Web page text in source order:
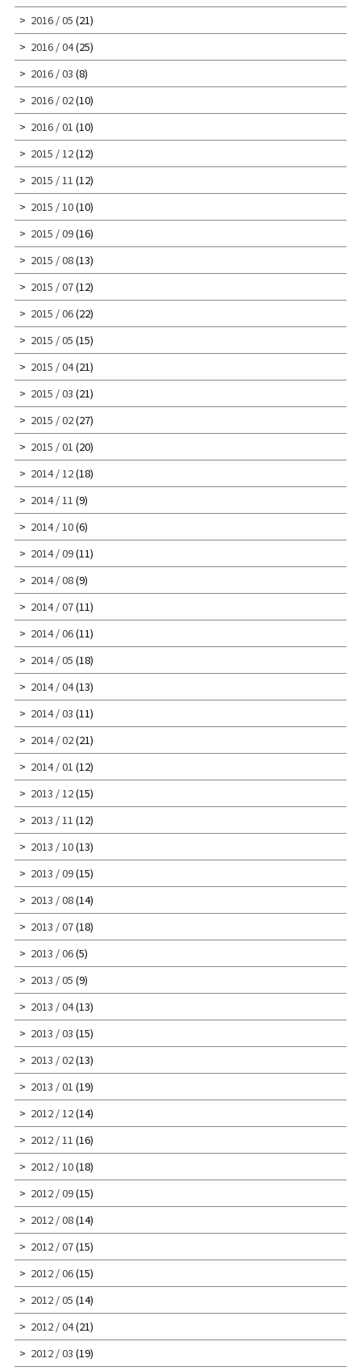
2016 / 05 (21)
2016 / 04(25)
2016 / 03 (8)
2016 / 02(10)
2016 / 01 (10)
2015 / 12(12)
2015 / 11 (12)
2015 / 10(10)
2015 / 09(16)
2015 / 08(13)
2015 / 07(12)
2015 / 06(22)
2015 / 05 (15)
2015 / 04(21)
2015 / 03 (21)
2015 / 02(27)
2015 / 01 (20)
2014 / 12(18)
2014 / 11 (9)
2014 / 10(6)
2014 / 09(11)
2014 / 08(9)
2014 / 07(11)
2014 / 06(11)
2014 / 05 (18)
2014 / 04(13)
2014 / 03 (11)
2014 / 02(21)
2014 / 01 (12)
2013 / 12(15)
2013 / 11 (12)
2013 / 10(13)
2013 / 09(15)
2013 / 08(14)
2013 / 07(18)
2013 / 06(5)
2013 / 05 (9)
2013 / 04(13)
2013 / 03 (15)
2013 / 02(13)
2013 / 01 (19)
2012 / 12(14)
2012 / 11 (16)
2012 / 10(18)
2012 / 09(15)
2012 / 08(14)
2012 / 07(15)
2012 / 06(15)
2012 / 05 (14)
2012 / 04(21)
2012 / 03 (19)